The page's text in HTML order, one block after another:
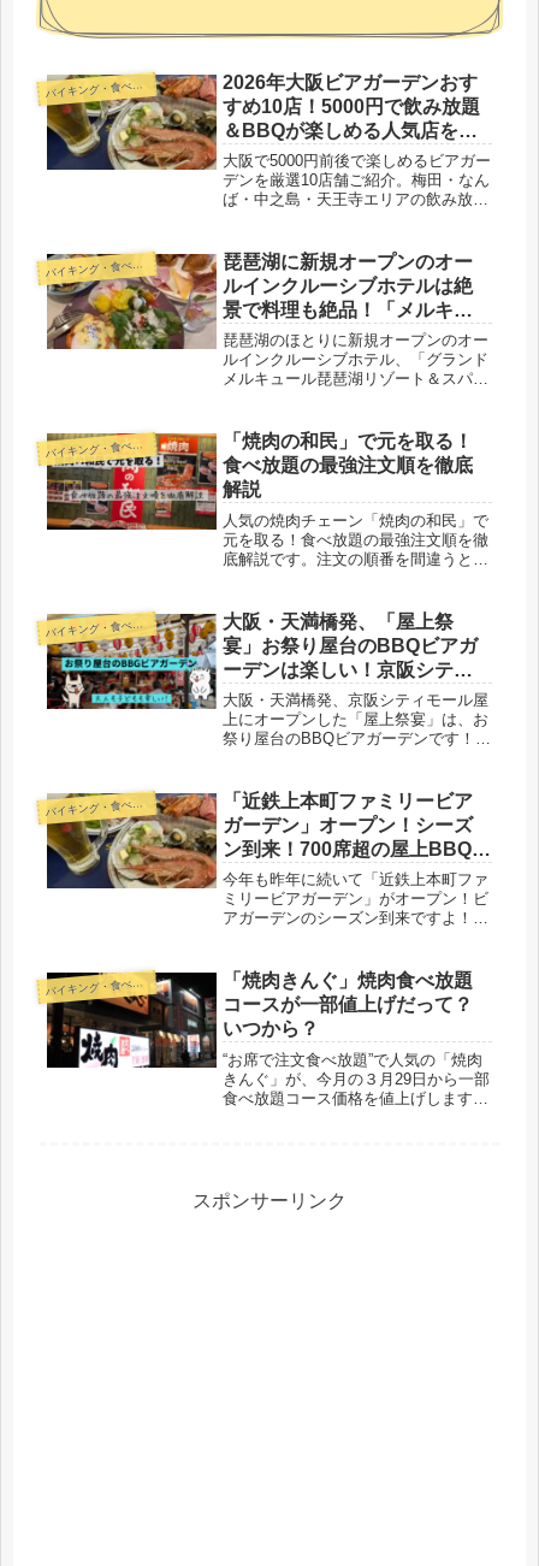
バ
イキング・食べ放題
2026年大阪ビアガーデンおす
すめ10店！5000円で飲み放題
＆BBQが楽しめる人気店を徹
底紹介
大阪で5000円前後で楽しめるビアガー
デンを厳選10店舗ご紹介。梅田・なん
ば・中之島・天王寺エリアの飲み放題
社宴会にもおすすめです。
バ
イキング・食べ放題
琵琶湖に新規オープンのオー
ルインクルーシブホテルは絶
景で料理も絶品！「メルキュ
ール」
琵琶湖のほとりに新規オープンのオー
ルインクルーシブホテル、「グランド
メルキュール琵琶湖リゾート＆スパ」
しく、変わったメニューも多く、バイ
キングは夕食も朝食も大満足でした
よ。おすすめです！
バ
イキング・食べ放題
「焼肉の和民」で元を取る！
食べ放題の最強注文順を徹底
解説
人気の焼肉チェーン「焼肉の和民」で
元を取る！食べ放題の最強注文順を徹
底解説です。注文の順番を間違うと、
を分析し、デザートまで解説していま
す。
バ
イキング・食べ放題
大阪・天満橋発、「屋上祭
宴」お祭り屋台のBBQビアガ
ーデンは楽しい！京阪シティ
モール屋上
大阪・天満橋発、京阪シティモール屋
上にオープンした「屋上祭宴」は、お
祭り屋台のBBQビアガーデンです！提
人も子どもも楽しめます！海鮮からお
肉まで食べて飲んで満腹確実ですよ。
バ
イキング・食べ放題
「近鉄上本町ファミリービア
ガーデン」オープン！シーズ
ン到来！700席超の屋上BBQは
お祭り気分！
今年も昨年に続いて「近鉄上本町ファ
ミリービアガーデン」がオープン！ビ
アガーデンのシーズン到来ですよ！こ
飲み放題プランがあって、値段もリー
ズナブル！ファミリーでも楽しめま
す！
バ
イキング・食べ放題
「焼肉きんぐ」焼肉食べ放題
コースが一部値上げだって？
いつから？
“お席で注文食べ放題”で人気の「焼肉
きんぐ」が、今月の３月29日から一部
食べ放題コース価格を値上げします
る...
スポンサーリンク